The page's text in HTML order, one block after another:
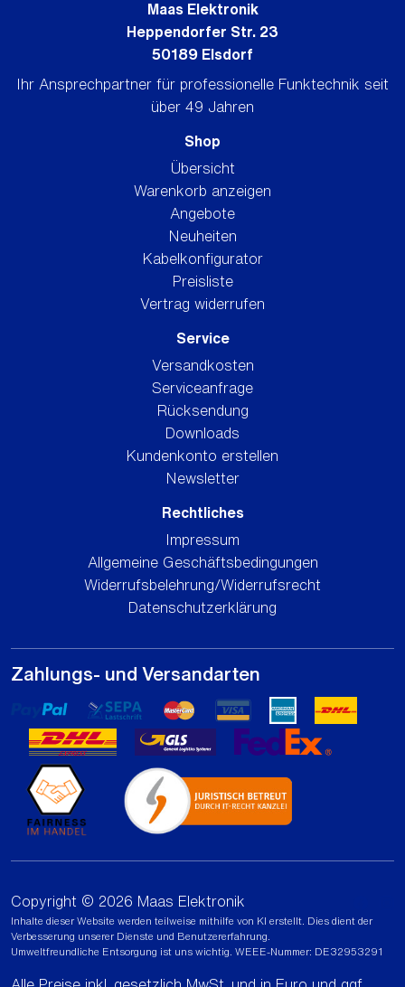
Shop
Übersicht
Warenkorb anzeigen
Angebote
Neuheiten
Kabelkonfigurator
Preisliste
Vertrag widerrufen
Service
Versandkosten
Serviceanfrage
Rücksendung
Downloads
Kundenkonto erstellen
Newsletter
Rechtliches
Impressum
Allgemeine Geschäftsbedingungen
Widerrufsbelehrung/Widerrufsrecht
Datenschutzerklärung
Maas Elektronik
Heppendorfer Str. 23
50189 Elsdorf
Ihr Ansprechpartner für professionelle Funktechnik seit
über 49 Jahren
Zahlungs- und Versandarten
Copyright © 2026 Maas Elektronik
Inhalte dieser Website werden teilweise mithilfe von KI erstellt. Dies dient der
Verbesserung unserer Dienste und Benutzererfahrung.
Umweltfreundliche Entsorgung ist uns wichtig. WEEE-Nummer: DE32953291
Alle Preise inkl. gesetzlich MwSt. und in Euro und ggf.